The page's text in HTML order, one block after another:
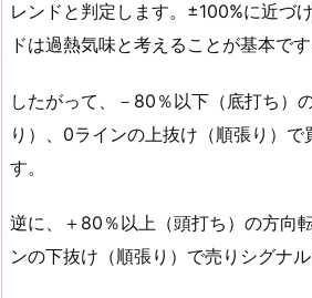
レンドと判定します。±100%に近づ
ドは過熱気味と考えることが基本です
したがって、－80％以下（底打ち）
り）、0ラインの上抜け（順張り）で
す。
逆に、＋80％以上（頭打ち）の方向
ンの下抜け（順張り）で売りシグナル